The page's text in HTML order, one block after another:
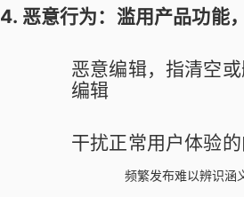
4. 恶意行为：滥用产品功能
恶意编辑，指清空
编辑
干扰正常用户体验
频繁发布难以辨识涵